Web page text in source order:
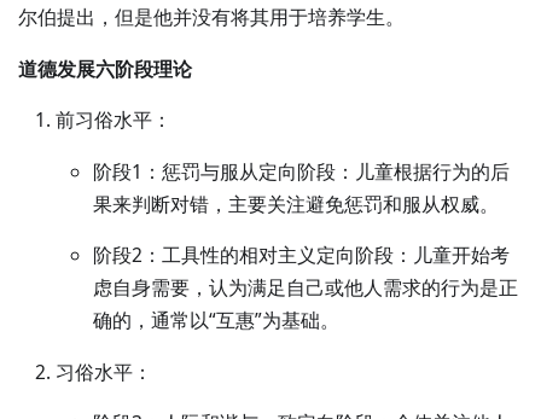
尔伯提出，但是他并没有将其用于培养学生。
道德发展六阶段理论
前习俗水平：
阶段1：惩罚与服从定向阶段：儿童根据行为的后
果来判断对错，主要关注避免惩罚和服从权威。
阶段2：工具性的相对主义定向阶段：儿童开始考
虑自身需要，认为满足自己或他人需求的行为是正
确的，通常以“互惠”为基础。
习俗水平：